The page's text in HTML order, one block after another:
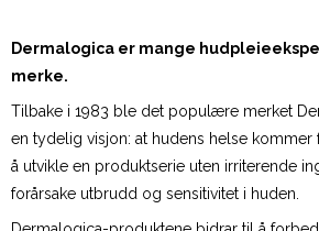
Dermalogica er mange
merke.
Tilbake i 1983 ble det populære merket
en tydelig visjon: at hudens helse kommer
å utvikle en produktserie uten irriterende
forårsake utbrudd og sensitivitet i huden.